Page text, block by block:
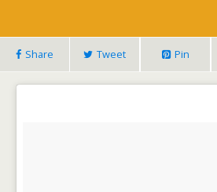
Share Tweet Pin